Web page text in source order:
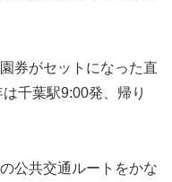
券がセットになった直
千葉駅9:00発、帰り
公共交通ルートをかな